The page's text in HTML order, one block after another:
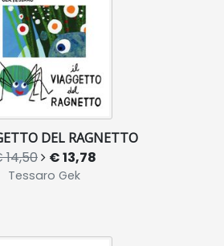
DEL RAGNETTO
14,50 € 13,78
Tessaro Gek